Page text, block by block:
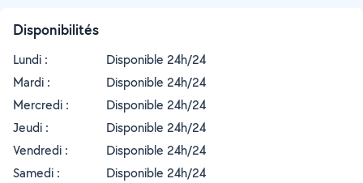
Disponibilités
Lundi :
Disponible 24h/24
Mardi :
Disponible 24h/24
Mercredi :
Disponible 24h/24
Jeudi :
Disponible 24h/24
Vendredi :
Disponible 24h/24
Samedi :
Disponible 24h/24